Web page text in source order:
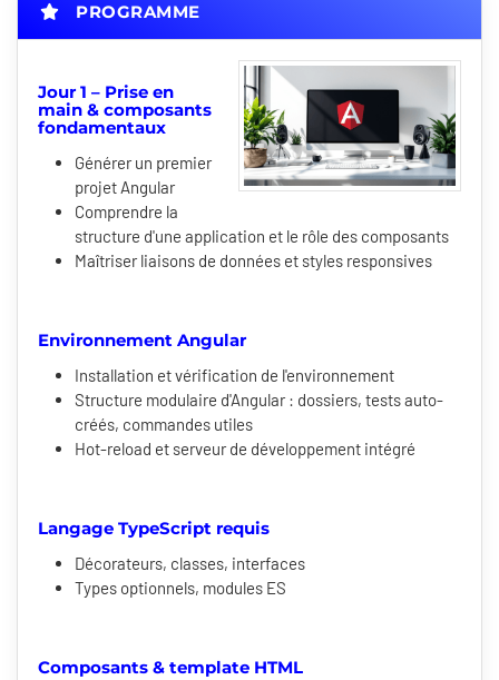
PROGRAMME
Jour 1 – Prise en
main & composants
fondamentaux
Générer un premier
projet Angular
Comprendre la
structure d'une application et le rôle des composants
Maîtriser liaisons de données et styles responsives
Environnement Angular
Installation et vérification de l'environnement
Structure modulaire d'Angular : dossiers, tests auto-
créés, commandes utiles
Hot-reload et serveur de développement intégré
Langage TypeScript requis
Décorateurs, classes, interfaces
Types optionnels, modules ES
Composants & template HTML